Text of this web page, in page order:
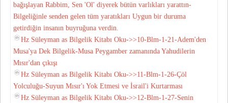
bağışlayan Rabbim, Sen 'Ol' diyerek bütün varlıkları yarattın-
Bilgeliğinle senden gelen tüm yaratıkları Uygun bir duruma
getirdiğin insanın buyruğuna verdin.
Hz Süleyman as Bilgelik Kitabı Oku->>10-Blm-1-21-Adem'den
Musa'ya Dek Bilgelik-Musa Peygamber zamanında Yahudilerin
Mısır'dan çıkışı
Hz Süleyman as Bilgelik Kitabı Oku->>11-Blm-1-26-Çöl
Yolculuğu-Suyun Mısır'ı Yok Etmesi ve İsrail'i Kurtarması
Hz Süleyman as Bilgelik Kitabı Oku->>12-Blm-1-27-Senin